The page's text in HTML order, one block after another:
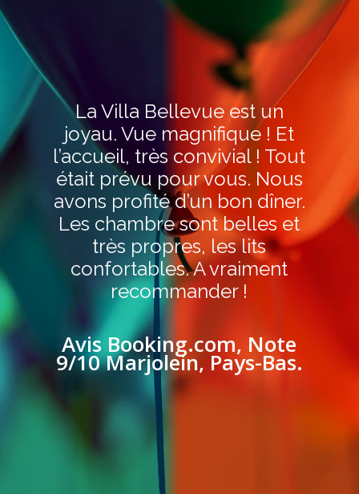
La Villa Bellevue est un
joyau. Vue magnifique ! Et
l’accueil, très convivial ! Tout
était prévu pour vous. Nous
avons profité d’un bon dîner.
Les chambre sont belles et
très propres, les lits
confortables. A vraiment
recommander !
Avis Booking.com, Note
9/10 Marjolein, Pays-Bas.